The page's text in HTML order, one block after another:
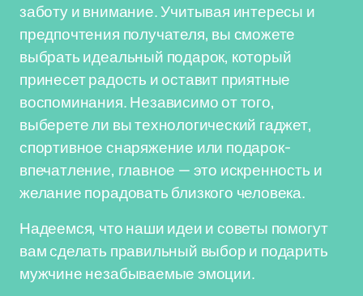
заботу и внимание. Учитывая интересы и
предпочтения получателя, вы сможете
выбрать идеальный подарок, который
принесет радость и оставит приятные
воспоминания. Независимо от того,
выберете ли вы технологический гаджет,
спортивное снаряжение или подарок-
впечатление, главное — это искренность и
желание порадовать близкого человека.
Надеемся, что наши идеи и советы помогут
вам сделать правильный выбор и подарить
мужчине незабываемые эмоции.